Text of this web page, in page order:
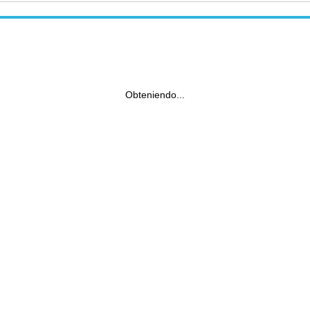
Obteniendo...